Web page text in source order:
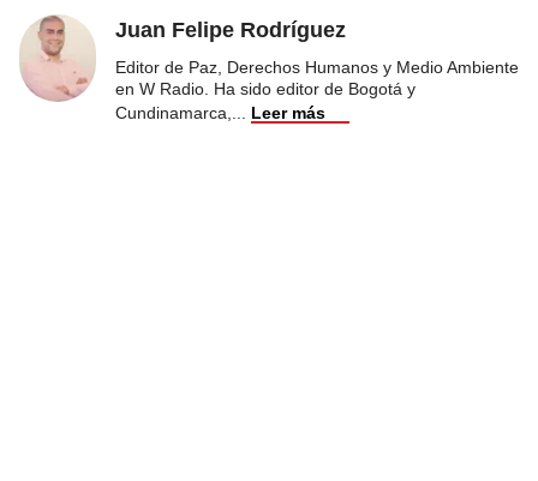
Juan Felipe Rodríguez
Editor de Paz, Derechos Humanos y Medio Ambiente
en W Radio. Ha sido editor de Bogotá y
Cundinamarca,
Leer más